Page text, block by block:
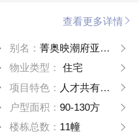
查看更多详情
别名： 菁奥映潮府亚运村
物业类型：
住宅
项目特色： 人才共有产权房
户型面积： 90-130方
楼栋总数： 11幢